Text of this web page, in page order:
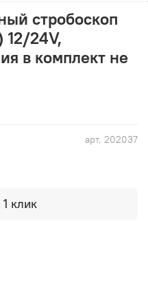
арт. 202037
стробоскоп
24V,
в комплект не
клик